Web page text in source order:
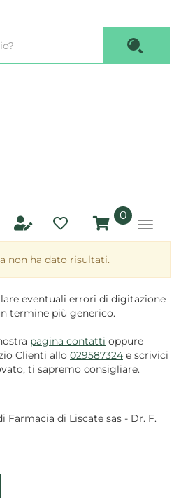
0prodotti
inseriti
non ha dato risultati.
eventuali errori di digitazione
termine più generico.
pagina contatti oppure
Clienti allo 029587324 e scrivici
ti sapremo consigliare.
Farmacia di Liscate sas - Dr. F.